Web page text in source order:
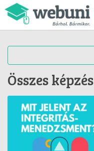
Összes képzés